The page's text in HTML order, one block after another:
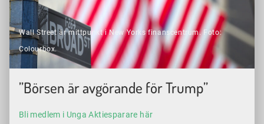
Wall Street är mittpunkt i New Yorks finanscentrum. Foto:
Colourbox.
”Börsen är avgörande för Trump”
Bli medlem i Unga Aktiesparare här